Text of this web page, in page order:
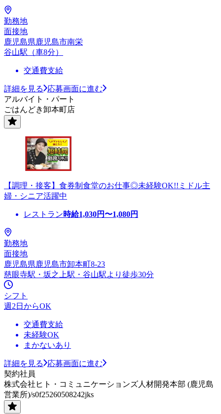
勤務地
面接地
鹿児島県鹿児島市南栄
谷山駅（車8分）
交通費支給
詳細を見る
応募画面に進む
アルバイト・パート
ごはんどき卸本町店
【調理・接客】食券制食堂のお仕事◎未経験OK!!ミドル主
婦・シニア活躍中
レストラン時給1,030円〜1,080円
勤務地
面接地
鹿児島県鹿児島市卸本町8-23
慈眼寺駅・坂之上駅・谷山駅より徒歩30分
シフト
週2日からOK
交通費支給
未経験OK
まかないあり
詳細を見る
応募画面に進む
契約社員
株式会社ヒト・コミュニケーションズ人材開発本部 (鹿児島
営業所)/s0f25260508242jks